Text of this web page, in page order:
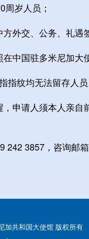
岁人员；
外交、公务、礼遇
国驻多米尼加大
指纹均无法留存人
请人须本人亲自
242 3857， 咨询邮
加共和国大使馆 版权所有